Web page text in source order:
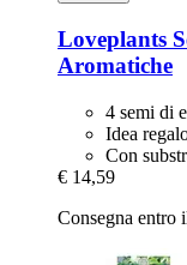
Loveplants
Aromatiche
4 semi di
Idea
Con
€ 14,59
Consegna entro